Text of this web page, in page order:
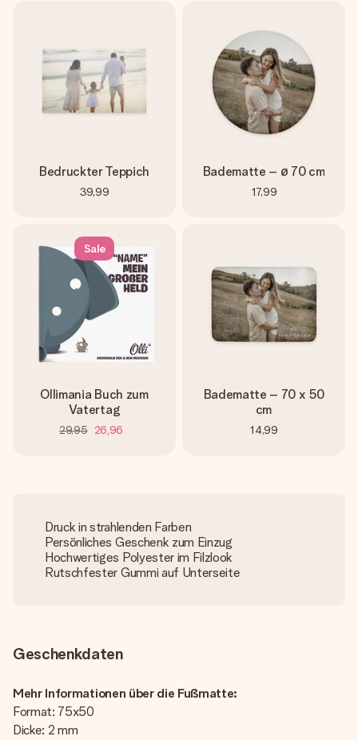
Bedruckter Teppich
39,99
Badematte – ø 70 cm
17,99
Sale
Ollimania Buch zum
Vatertag
29,95 26,96
Badematte – 70 x 50
cm
14,99
Druck in strahlenden Farben
Persönliches Geschenk zum Einzug
Hochwertiges Polyester im Filzlook
Rutschfester Gummi auf Unterseite
Geschenkdaten
Mehr Informationen über die Fußmatte:
Format: 75x50
Dicke: 2 mm